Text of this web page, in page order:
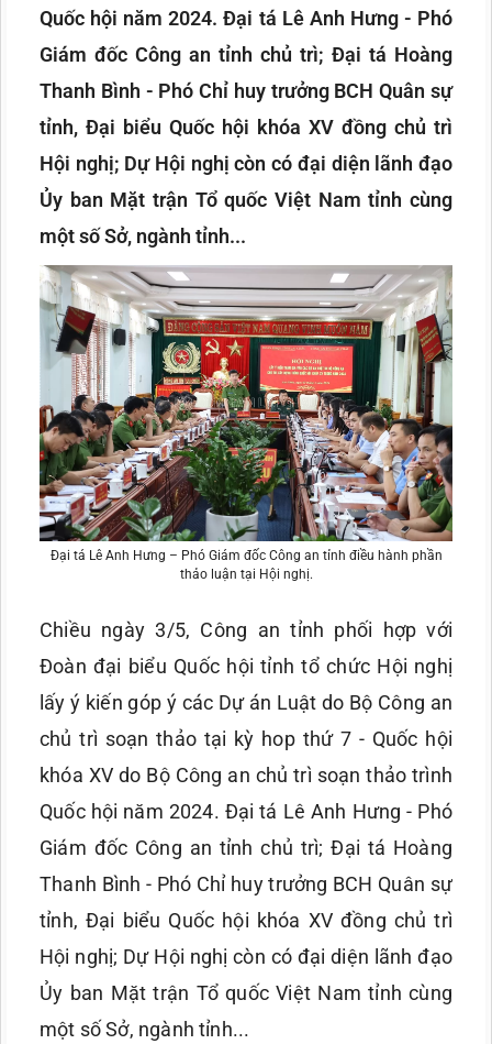
Quốc hội năm 2024. Đại tá Lê Anh Hưng - Phó
Giám đốc Công an tỉnh chủ trì; Đại tá Hoàng
Thanh Bình - Phó Chỉ huy trưởng BCH Quân sự
tỉnh, Đại biểu Quốc hội khóa XV đồng chủ trì
Hội nghị; Dự Hội nghị còn có đại diện lãnh đạo
Ủy ban Mặt trận Tổ quốc Việt Nam tỉnh cùng
một số Sở, ngành tỉnh...
Đại tá Lê Anh Hưng – Phó Giám đốc Công an tỉnh điều hành phần
thảo luận tại Hội nghị.
Chiều ngày 3/5, Công an tỉnh phối hợp với
Đoàn đại biểu Quốc hội tỉnh tổ chức Hội nghị
lấy ý kiến góp ý các Dự án Luật do Bộ Công an
chủ trì soạn thảo tại kỳ hop thứ 7 - Quốc hội
khóa XV do Bộ Công an chủ trì soạn thảo trình
Quốc hội năm 2024. Đại tá Lê Anh Hưng - Phó
Giám đốc Công an tỉnh chủ trì; Đại tá Hoàng
Thanh Bình - Phó Chỉ huy trưởng BCH Quân sự
tỉnh, Đại biểu Quốc hội khóa XV đồng chủ trì
Hội nghị; Dự Hội nghị còn có đại diện lãnh đạo
Ủy ban Mặt trận Tổ quốc Việt Nam tỉnh cùng
một số Sở, ngành tỉnh...